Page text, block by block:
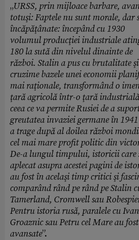
„URSS, prin mijloace barbare,
totuşi: Faptele nu sunt morale, dar
încăpăţânate: începând cu 1930
volumul producţiei industriale
180 la sută din nivelul dinainte de
război. Stalin a pus cu brutalitate şi
cruzime bazele unei economii
mai raţionale, transformând o
ţară agricolă într-o ţară
ceea ce va permite Rusiei de a
greutatea invaziei germane în 1941
a trage după al doilea război
cel mai mare profit politic din
De-a lungul timpului, istoricii care
aplecat asupra acestei pagini de
au fost în acelaşi timp critici şi
comparând rând pe rând pe Stalin
Tamerland, Cromwell sau
Pentru istoria rusă, paralele cu
Groaznic sau Petru cel Mare au fost
avansate”.